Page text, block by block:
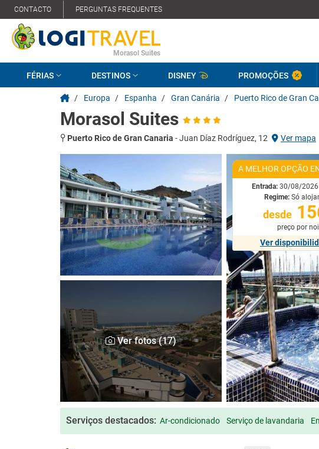
CONTACTO PERGUNTAS FREQUENTES
Morasol Suites
FÉRIAS DESTINOS DISNEY PROMOÇÕES
/ Europa / Espanha / Gran Canária / Puerto Rico de Gran
Morasol Suites
Puerto Rico de Gran Canaria -Juan Díaz Rodríguez, 12 Ver mapa
Ver fotos (17)
A MELHOR OPÇÃO
Entrada:30/08/2026
Regime:Só
desde
preço por
Ver
Serviços destacados: Ar-condicionado Serviço de lavandaria